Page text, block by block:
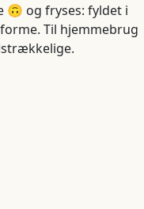
🙃 og fryses: fyldet i
Til hjemmebrug